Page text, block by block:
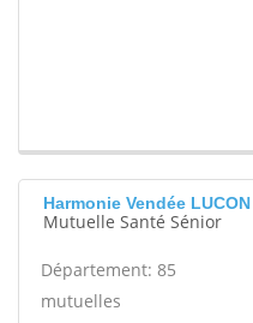
Harmonie Vendée LUCON
Mutuelle Santé Sénior
Département: 85
mutuelles